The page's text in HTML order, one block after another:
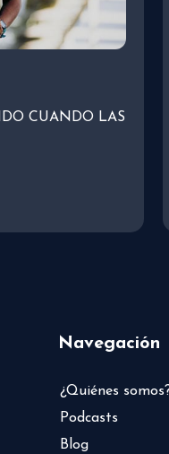
CUANDO LAS
Navegación
¿Quiénes
Podcasts
Blog